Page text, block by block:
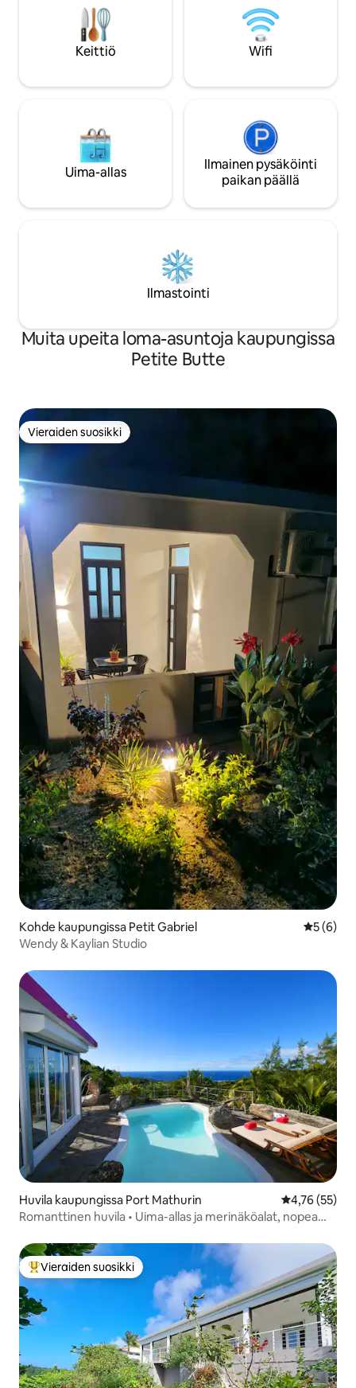
unohtumattoman majoittumisen!
Ensimmäinen bussi Port Mathurinin ja
Plaine Corailin välillä on klo 6.30.
Lentokentälle pääsee tunnissa ja 10
patikointi,
sukellus ja muita
aktiviteetteja.
Keittiö Wifi
Uima-allas
Ilmainen pysäköinti
paikan päällä
Ilmastointi
Muita upeita loma-asuntoja kaupungissa
Petite Butte
Vieraiden suosikki
Vieraiden suosikki
Kohde kaupungissa Petit Gabriel
5 (6)
Wendy & Kaylian Studio
Huvila kaupungissa Port Mathurin
4,76 (55)
Romanttinen huvila • Uima-allas ja merinäköalat, nopea
Vieraiden suosikkien parhaimmistoa
Vieraiden suosikki